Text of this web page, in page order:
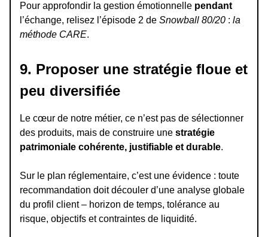
Pour approfondir la gestion émotionnelle pendant
l’échange, relisez l’épisode 2 de Snowball 80/20 : la
méthode CARE.
9. Proposer une stratégie floue et
peu diversifiée
Le cœur de notre métier, ce n’est pas de sélectionner
des produits, mais de construire une stratégie
patrimoniale cohérente, justifiable et durable.
Sur le plan réglementaire, c’est une évidence : toute
recommandation doit découler d’une analyse globale
du profil client – horizon de temps, tolérance au
risque, objectifs et contraintes de liquidité.